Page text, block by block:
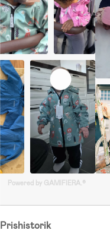
Powered by GAMIFIERA.®
Prishistorik